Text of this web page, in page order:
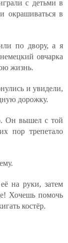
с детьми в
окрашиваться в
по двору, а я
овчарка
жизнь.
и увидели,
дорожку.
Он вышел с той
пор трепетало
на руки, затем
Хочешь помочь
костёр.